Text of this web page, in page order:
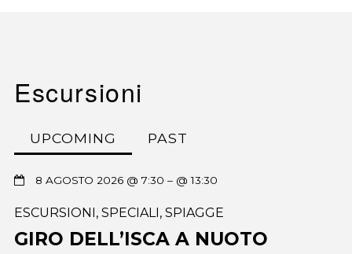
Escursioni
UPCOMING PAST
8 AGOSTO 2026 @ 7:30 – @ 13:30
ESCURSIONI, SPECIALI, SPIAGGE
GIRO DELL’ISCA A NUOTO